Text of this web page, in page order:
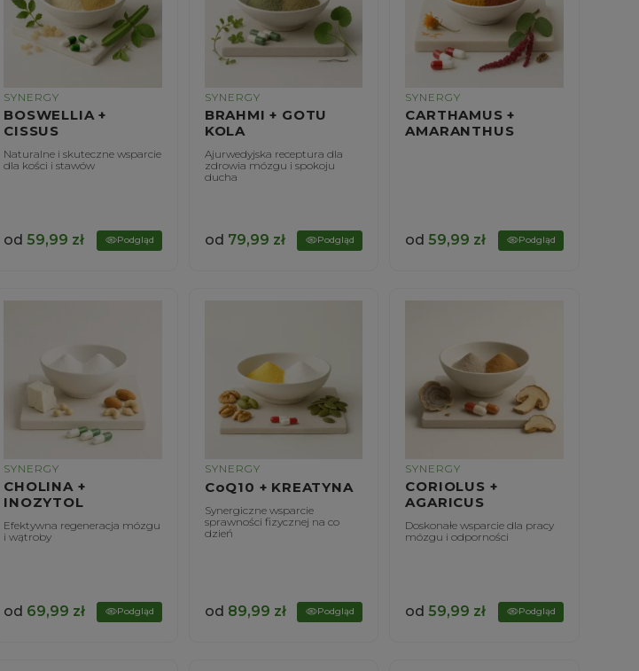
SYNERGY
BOSWELLIA +
CISSUS
Naturalne i skuteczne wsparcie
dla kości i stawów
od59,99 zł Podgląd
SYNERGY
BRAHMI + GOTU
KOLA
Ajurwedyjska receptura dla
zdrowia mózgu i spokoju
ducha
od 79,99 zł Podgląd
SYNERGY
CARTHAMUS +
AMARANTHUS
od59,99 zł Podgląd
SYNERGY
CHOLINA +
INOZYTOL
Efektywna regeneracja mózgu
i wątroby
od 69,99 zł Podgląd
SYNERGY
CoQ10 + KREATYNA
Synergiczne wsparcie
sprawności fizycznej na co
dzień
od 89,99 zł Podgląd
SYNERGY
CORIOLUS +
AGARICUS
Doskonałe wsparcie dla pracy
mózgu i odporności
od59,99 zł Podgląd